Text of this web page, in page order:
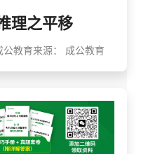
试
师编制
试
理之平移
公教育来源： 成公教育